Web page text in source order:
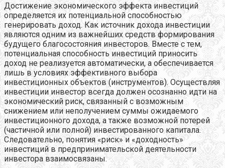
Достижение экономического эффекта инвестиций
определяется их потенциальной способностью
генерировать доход. Как источник дохода инвестиции
являются одним из важнейших средств формирования
будущего благосостояния инвесторов. Вместе с тем,
потенциальная способность инвестиций приносить
доход не реализуется автоматически, а обеспечивается
лишь в условиях эффективного выбора
инвестиционных объектов (инструментов). Осуществляя
инвестиции инвестор всегда должен осознанно идти на
экономический риск, связанный с возможным
снижением или неполучением суммы ожидаемого
инвестиционного дохода, а также возможной потерей
(частичной или полной) инвестированного капитала.
Следовательно, понятия «риск» и «доходность»
инвестиций в предпринимательской деятельности
инвестора взаимосвязаны.